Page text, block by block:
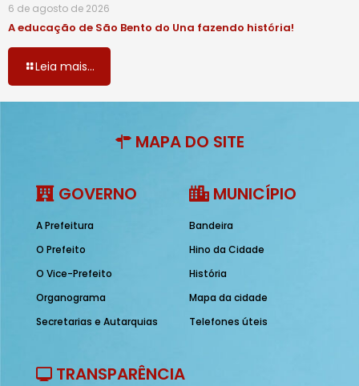
6 de agosto de 2026
A educação de São Bento do Una fazendo história!
Leia mais...
MAPA DO SITE
GOVERNO
A Prefeitura
O Prefeito
O Vice-Prefeito
Organograma
Secretarias e Autarquias
MUNICÍPIO
Bandeira
Hino da Cidade
História
Mapa da cidade
Telefones úteis
TRANSPARÊNCIA